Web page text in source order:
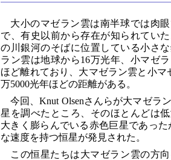
大小のマゼラン雲は南半球では肉
で、有史以前から存在が知られてい
の川銀河のそばに位置している小さ
ラン雲は地球から16万光年、小マゼ
ほど離れており、大マゼラン雲と小マ
万5000光年ほどの距離がある。
今回、Knut Olsenさんらが大マゼラ
星を調べたところ、そのほとんどは低
大きく膨らんでいる赤色巨星であった
な速度を持つ恒星が発見された。
この恒星たちは大マゼラン雲の方向